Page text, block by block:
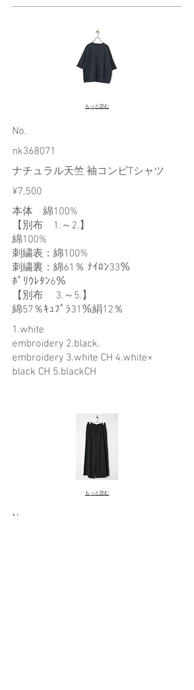
もっと読む
​No.
nk368071
ナチュラル天竺 袖コンビTシャツ
¥7,500
本体 綿100%
【別布 1.～2.】
綿100%
刺繍表：綿100%
刺繍裏：綿61％ ﾅｲﾛﾝ33％
ﾎﾟﾘｳﾚﾀﾝ6％
【別布 3.～5.】
綿57％ｷｭﾌﾟﾗ31％絹12％
1.white
embroidery 2.black.
embroidery 3.white CH 4.white×
black CH 5.blackCH
もっと読む
​No.